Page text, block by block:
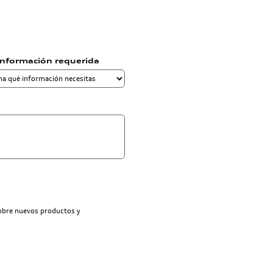
requerida
nuevos productos y